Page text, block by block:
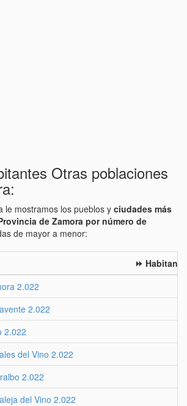
Otras poblaciones
le mostramos los pueblos y ciudades más
de Zamora por número de
de mayor a menor:
⏩
2.022
2.022
2.022
del Vino 2.022
2.022
del Vino 2.022